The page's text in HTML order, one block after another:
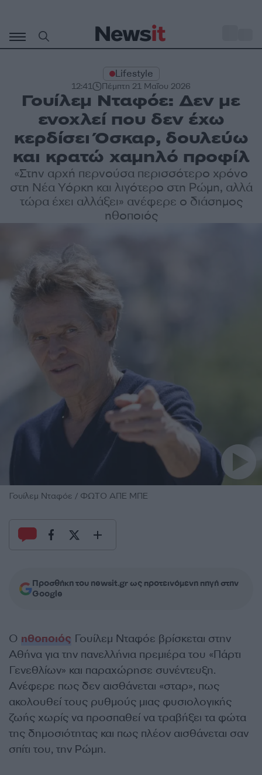
περιεχόμενο
Lifestyle
12:41 Πέμπτη 21 Μαΐου 2026
Γουίλεμ Νταφόε: Δεν με
ενοχλεί που δεν έχω
κερδίσει Όσκαρ, δουλεύω
και κρατώ χαμηλό προφίλ
«Στην αρχή περνούσα περισσότερο χρόνο
στη Νέα Υόρκη και λιγότερο στη Ρώμη, αλλά
τώρα έχει αλλάξει» ανέφερε ο διάσημος
ηθοποιός
Γουίλεμ Νταφόε / ΦΩΤΟ ΑΠΕ ΜΠΕ
Προσθήκη του newsit.gr ως προτεινόμενη πηγή στην
Google
Ο ηθοποιός Γουίλεμ Νταφόε βρίσκεται στην
Αθήνα για την πανελλήνια πρεμιέρα του «Πάρτι
Γενεθλίων» και παραχώρησε συνέντευξη.
Ανέφερε πως δεν αισθάνεται «σταρ», πως
ακολουθεί τους ρυθμούς μιας φυσιολογικής
ζωής χωρίς να προσπαθεί να τραβήξει τα φώτα
της δημοσιότητας και πως πλέον αισθάνεται σαν
σπίτι του, την Ρώμη.